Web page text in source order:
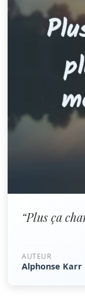
“Plus ça
AUTEUR
Alphonse Karr